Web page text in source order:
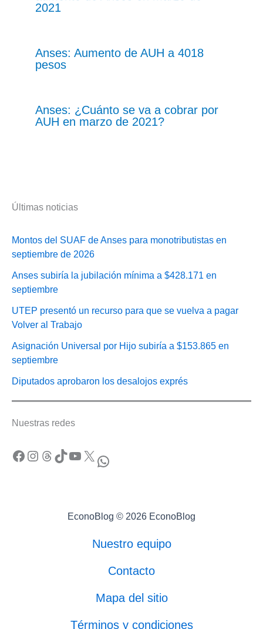
2021
Anses: Aumento de AUH a 4018
pesos
Anses: ¿Cuánto se va a cobrar por
AUH en marzo de 2021?
Últimas noticias
Montos del SUAF de Anses para monotributistas en
septiembre de 2026
Anses subiría la jubilación mínima a $428.171 en
septiembre
UTEP presentó un recurso para que se vuelva a pagar
Volver al Trabajo
Asignación Universal por Hijo subiría a $153.865 en
septiembre
Diputados aprobaron los desalojos exprés
Nuestras redes
Facebook Instagram Threads TikTok YouTube X WhatsApp
EconoBlog © 2026 EconoBlog
Nuestro equipo
Contacto
Mapa del sitio
Términos y condiciones